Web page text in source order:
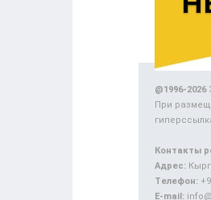
@1996-2026
При
Контакты
Адрес:
Телефон:
E-mail: